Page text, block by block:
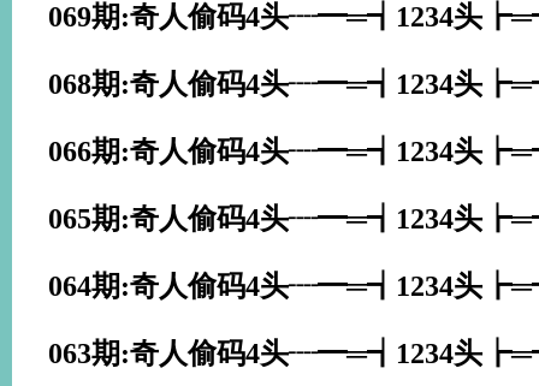
069期:奇人偷码4头┈━═┪1234头
068期:奇人偷码4头┈━═┪1234头
066期:奇人偷码4头┈━═┪1234头
065期:奇人偷码4头┈━═┪1234头
064期:奇人偷码4头┈━═┪1234头
063期:奇人偷码4头┈━═┪1234头